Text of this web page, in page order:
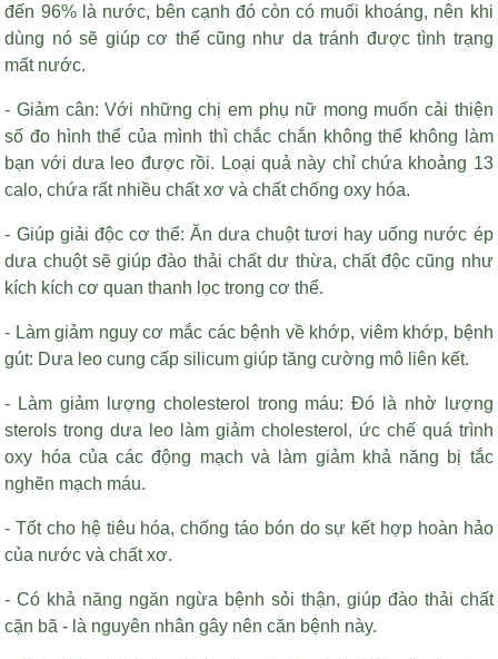
đến 96% là nước, bên cạnh đó còn có muối khoáng, nên khi
dùng nó sẽ giúp cơ thể cũng như da tránh được tình trạng
mất nước.
- Giảm cân: Với những chị em phụ nữ mong muốn cải thiện
số đo hình thể của mình thì chắc chắn không thể không làm
bạn với dưa leo được rồi. Loại quả này chỉ chứa khoảng 13
calo, chứa rất nhiều chất xơ và chất chống oxy hóa.
- Giúp giải độc cơ thể: Ăn dưa chuột tươi hay uống nước ép
dưa chuột sẽ giúp đào thải chất dư thừa, chất độc cũng như
kích kích cơ quan thanh lọc trong cơ thể.
- Làm giảm nguy cơ mắc các bệnh về khớp, viêm khớp, bệnh
gút: Dưa leo cung cấp silicum giúp tăng cường mô liên kết.
- Làm giảm lượng cholesterol trong máu: Đó là nhờ lượng
sterols trong dưa leo làm giảm cholesterol, ức chế quá trình
oxy hóa của các động mạch và làm giảm khả năng bị tắc
nghẽn mạch máu.
- Tốt cho hệ tiêu hóa, chống táo bón do sự kết hợp hoàn hảo
của nước và chất xơ.
- Có khả năng ngăn ngừa bệnh sỏi thận, giúp đào thải chất
cặn bã - là nguyên nhân gây nên căn bệnh này.